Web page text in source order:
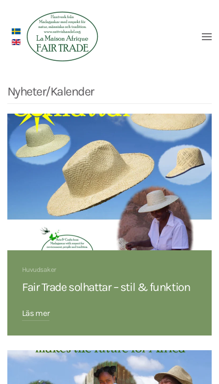
Nyheter/Kalender
Huvudsaker
Fair Trade solhattar – stil & funktion
Läs mer